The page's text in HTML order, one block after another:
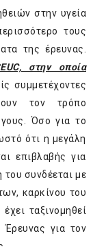
στην υγεία
τους
της έρευνας.
στην οποία
συμμετέχοντες
τον τρόπο
Όσο για το
ότι η μεγάλη
επιβλαβής για
συνδέεται με
καρκίνου του
ταξινομηθεί
για τον